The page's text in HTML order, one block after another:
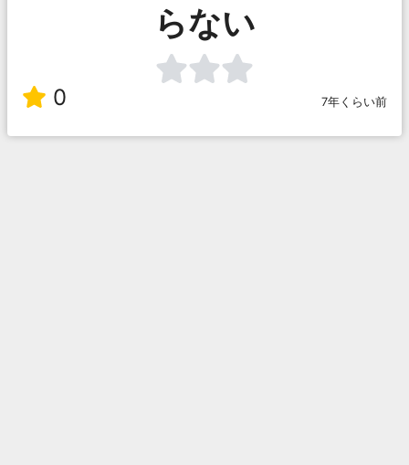
らない
0 7年くらい前